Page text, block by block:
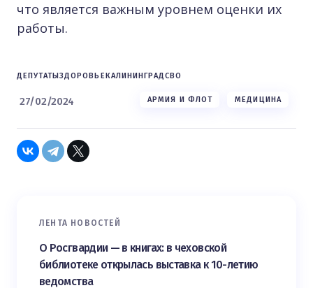
что является важным уровнем оценки их
работы.
ДЕПУТАТЫ ЗДОРОВЬЕ КАЛИНИНГРАДСВО
27/02/2024 АРМИЯ И ФЛОТ МЕДИЦИНА
ЛЕНТА НОВОСТЕЙ
О Росгвардии — в книгах: в чеховской
библиотеке открылась выставка к 10-летию
ведомства